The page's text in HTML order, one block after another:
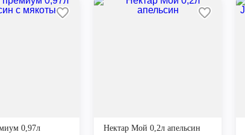
0,97л
Нектар Мой 0,2л апельсин